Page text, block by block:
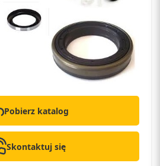
Pobierz katalog
Skontaktuj się